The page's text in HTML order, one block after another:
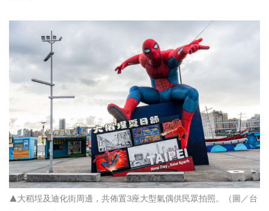
▲大稻埕及迪化街周邊，共佈置3座大型氣偶供民眾拍照。（圖／台